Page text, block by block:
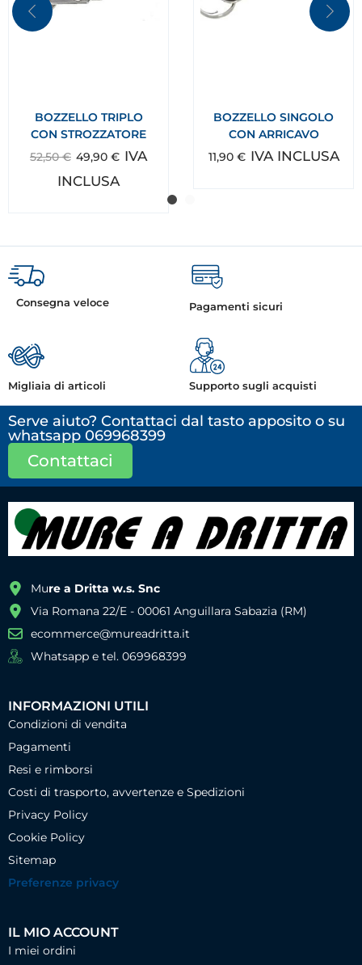
BOZZELLO TRIPLO
CON STROZZATORE
52,50€ 49,90 € IVA
INCLUSA
BOZZELLO SINGOLO
CON ARRICAVO
11,90 € IVA INCLUSA
Consegna veloce Pagamenti sicuri
Migliaia di articoli Supporto sugli acquisti
Serve aiuto? Contattaci dal tasto apposito o su
whatsapp 069968399
Contattaci
Mure a Dritta w.s. Snc
Via Romana 22/E - 00061 Anguillara Sabazia (RM)
ecommerce@mureadritta.it
Whatsapp e tel. 069968399
INFORMAZIONI UTILI
Condizioni di vendita
Pagamenti
Resi e rimborsi
Costi di trasporto, avvertenze e Spedizioni
Privacy Policy
Cookie Policy
Sitemap
Preferenze privacy
IL MIO ACCOUNT
I miei ordini